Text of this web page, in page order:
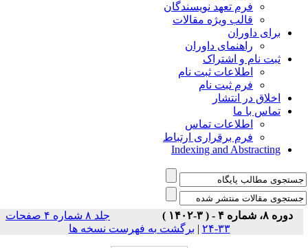
فرم تعهد نویسندگان
قالب ویژه مقالات
برای داوران
راهنمای داوران
ثبت نام و اشتراک
اطلاعات ثبت نام
فرم ثبت نام
اخلاق در انتشار
تماس با ما
اطلاعات تماس
فرم برقراری ارتباط
Indexing and Abstracting
دوره ۸، شماره ۴ - ( ۳-۱۴۰۲ )
جلد ۸ شماره ۴ صفحات
۳۳-۲۴
|برگشت به فهرست نسخه ها